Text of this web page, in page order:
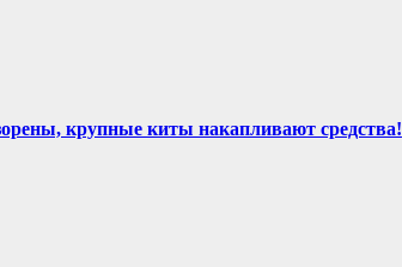
крупные киты накапливают средства!